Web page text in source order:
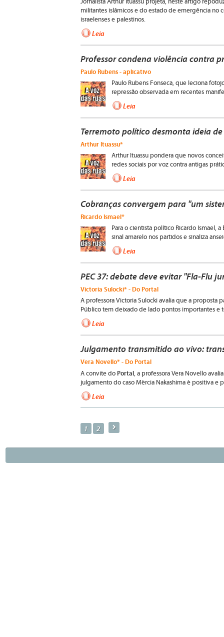
Jornalista Arthur Ituassu projeta, neste artigo
militantes islâmicos e do estado de emergência no
israelenses e palestinos.
Leia
Professor condena violência contra
Paulo Rubens - aplicativo
Paulo Rubens Fonseca, que leciona
repressão observada em recentes
Leia
Terremoto político desmonta ideia
Arthur Ituassu*
Arthur Ituassu pondera que novos
redes sociais por voz contra antigas
Leia
Cobranças convergem para "um
Ricardo Ismael*
Para o cientista político Ricardo Ismael,
sinal amarelo nos partidos e sinaliza
Leia
PEC 37: debate deve evitar "Fla-Flu
Victoria Sulocki* - Do Portal
A professora Victoria Sulocki avalia que a
Público tem deixado de lado pontos importantes e
Leia
Julgamento transmitido ao vivo:
Vera Novello* - Do Portal
A convite do Portal, a professora Vera Novello
julgamento do caso Mércia Nakashima é positiva e
Leia
1 2 a